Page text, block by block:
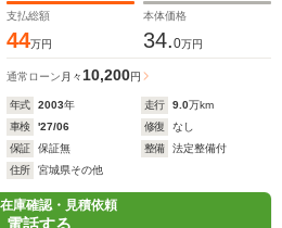
支払総額
44万円
本体価格
34.0万円
通常ローン 月々 10,200円
年式 2003年 走行 9.0万km
車検
'27/06 修復
なし
保証
保証無 整備
法定整備付
住所
宮城県その他
庫確認・見積依頼
電話する